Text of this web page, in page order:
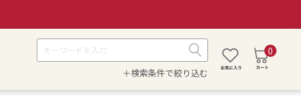
＋検索条件で絞り込む
0